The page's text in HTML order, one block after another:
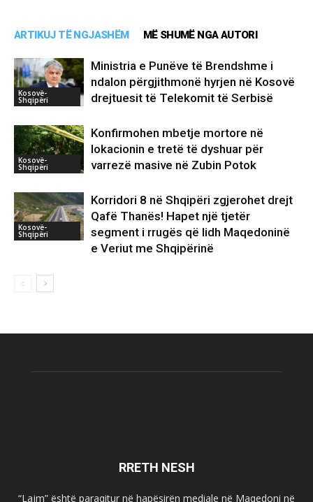
ARTIKUJ TË NGJASHËM MË SHUMË NGA AUTORI
Kosovë-
Shqipëri
Ministria e Punëve të Brendshme i
ndalon përgjithmonë hyrjen në Kosovë
drejtuesit të Telekomit të Serbisë
Kosovë-
Shqipëri
Konfirmohen mbetje mortore në
lokacionin e tretë të dyshuar për
varrezë masive në Zubin Potok
Kosovë-
Shqipëri
Korridori 8 në Shqipëri zgjerohet drejt
Qafë Thanës! Hapet një tjetër
segment i rrugës që lidh Maqedoninë
e Veriut me Shqipërinë
RRETH NESH
“Lajm” është paraqitur në hapësirën mediale në Maqedoni në